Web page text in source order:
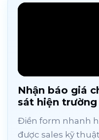
Nhận báo giá
sát hiện trường
Điền form nhanh
được sales kỹ